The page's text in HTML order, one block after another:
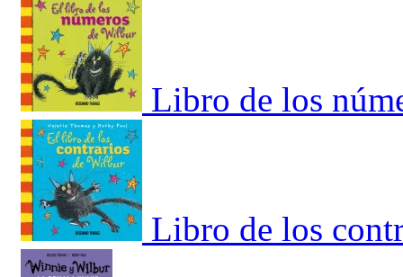
Libro de los
Libro de los